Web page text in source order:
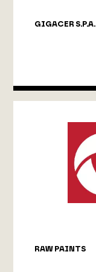
GIGACER S.P.A.
RAW PAINTS